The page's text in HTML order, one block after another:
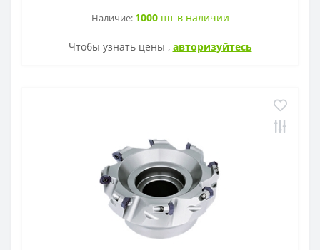
Наличие: 1000шт в наличии
Чтобы узнать цены , авторизуйтесь